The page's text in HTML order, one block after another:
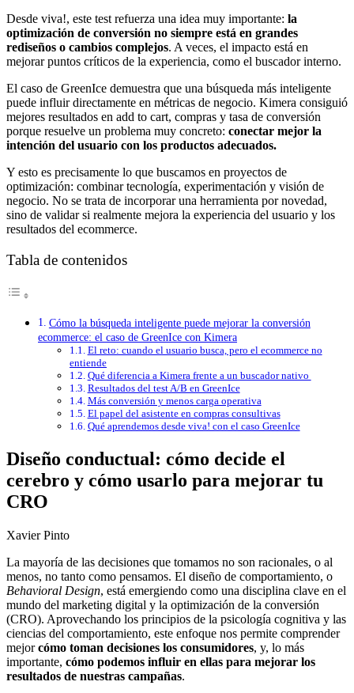
Desde viva!, este test refuerza una idea muy importante: la
optimización de conversión no siempre está en grandes
rediseños o cambios complejos. A veces, el impacto está en
mejorar puntos críticos de la experiencia, como el buscador interno.
El caso de GreenIce demuestra que una búsqueda más inteligente
puede influir directamente en métricas de negocio. Kimera consiguió
mejores resultados en add to cart, compras y tasa de conversión
porque resuelve un problema muy concreto: conectar mejor la
intención del usuario con los productos adecuados.
Y esto es precisamente lo que buscamos en proyectos de
optimización: combinar tecnología, experimentación y visión de
negocio. No se trata de incorporar una herramienta por novedad,
sino de validar si realmente mejora la experiencia del usuario y los
resultados del ecommerce.
Tabla de contenidos
Cómo la búsqueda inteligente puede mejorar la conversión
ecommerce: el caso de GreenIce con Kimera
El reto: cuando el usuario busca, pero el ecommerce no
entiende
Qué diferencia a Kimera frente a un buscador nativo
Resultados del test A/B en GreenIce
Más conversión y menos carga operativa
El papel del asistente en compras consultivas
Qué aprendemos desde viva! con el caso GreenIce
Diseño conductual: cómo decide el
cerebro y cómo usarlo para mejorar tu
CRO
Xavier Pinto
La mayoría de las decisiones que tomamos no son racionales, o al
menos, no tanto como pensamos. El diseño de comportamiento, o
Behavioral Design, está emergiendo como una disciplina clave en el
mundo del marketing digital y la optimización de la conversión
(CRO). Aprovechando los principios de la psicología cognitiva y las
ciencias del comportamiento, este enfoque nos permite comprender
mejorcómo toman decisiones los consumidores, y, lo más
importante, cómo podemos influir en ellas para mejorar los
resultados de nuestras campañas.